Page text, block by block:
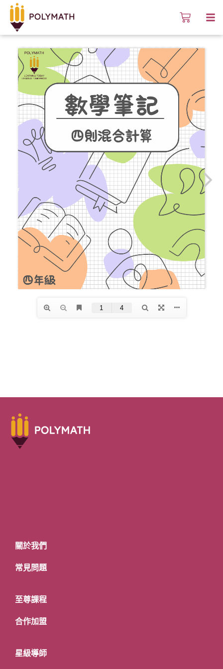
關於我們
常見問題
至尊課程
合作加盟
星級導師